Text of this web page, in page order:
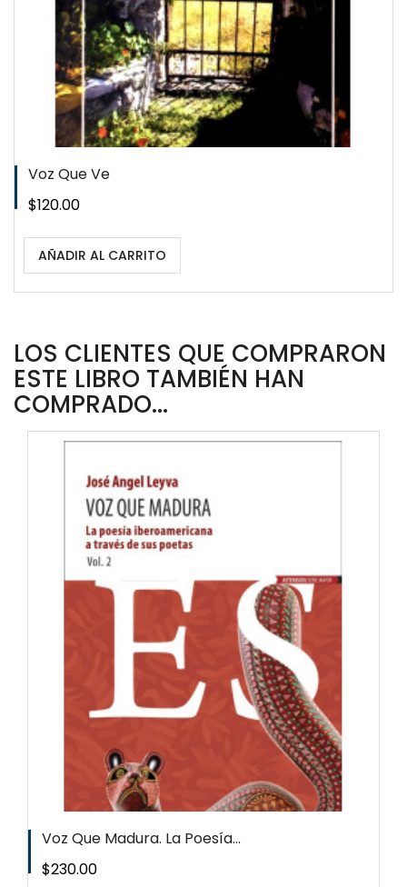
Voz Que Ve
Precio
$120.00
AÑADIR AL CARRITO
LOS CLIENTES QUE COMPRARON
ESTE LIBRO TAMBIÉN HAN
COMPRADO...
Voz Que Madura. La Poesía...
Precio
$230.00